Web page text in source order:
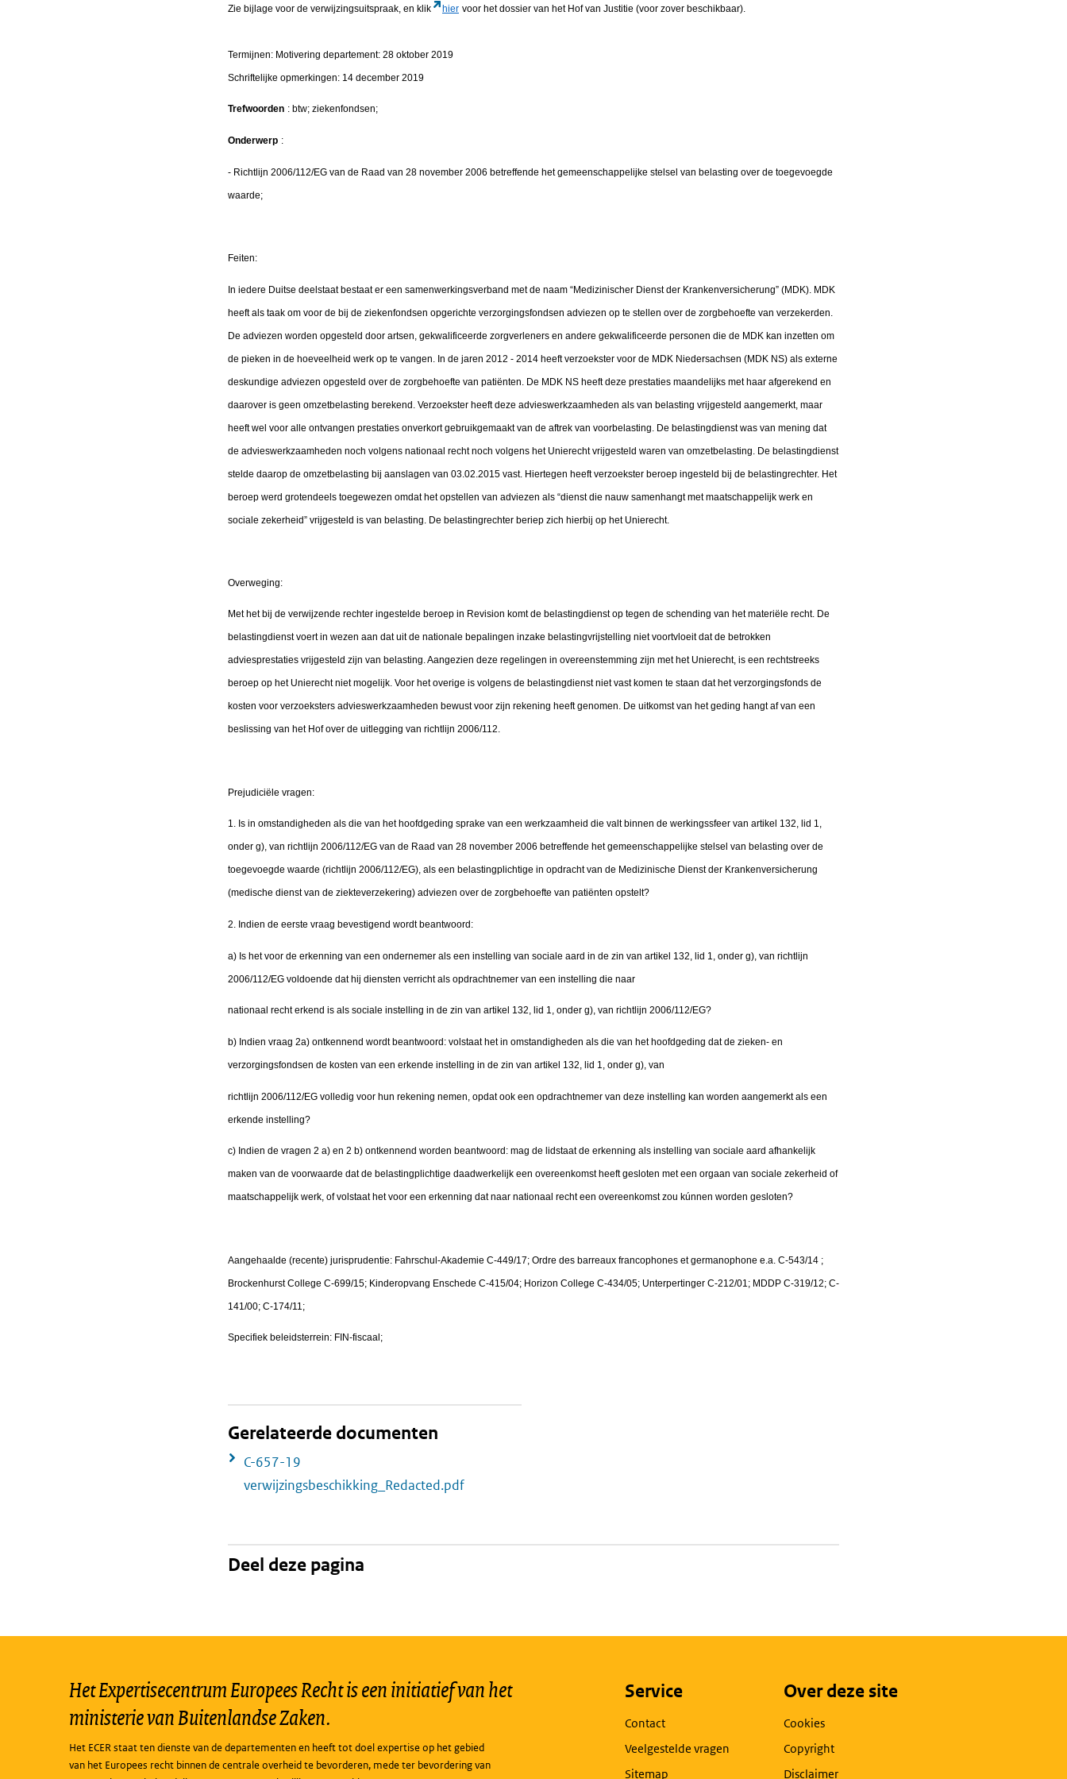
Zie bijlage voor de verwijzingsuitspraak, en klik hier voor het dossier van het Hof van Justitie (voor zover beschikbaar).
Termijnen: Motivering departement: 28 oktober 2019
Schriftelijke opmerkingen: 14 december 2019
Trefwoorden : btw; ziekenfondsen;
Onderwerp :
- Richtlijn 2006/112/EG van de Raad van 28 november 2006 betreffende het gemeenschappelijke stelsel van belasting over de toegevoegde
waarde;
Feiten:
In iedere Duitse deelstaat bestaat er een samenwerkingsverband met de naam “Medizinischer Dienst der Krankenversicherung” (MDK). MDK
heeft als taak om voor de bij de ziekenfondsen opgerichte verzorgingsfondsen adviezen op te stellen over de zorgbehoefte van verzekerden.
De adviezen worden opgesteld door artsen, gekwalificeerde zorgverleners en andere gekwalificeerde personen die de MDK kan inzetten om
de pieken in de hoeveelheid werk op te vangen. In de jaren 2012 - 2014 heeft verzoekster voor de MDK Niedersachsen (MDK NS) als externe
deskundige adviezen opgesteld over de zorgbehoefte van patiënten. De MDK NS heeft deze prestaties maandelijks met haar afgerekend en
daarover is geen omzetbelasting berekend. Verzoekster heeft deze advieswerkzaamheden als van belasting vrijgesteld aangemerkt, maar
heeft wel voor alle ontvangen prestaties onverkort gebruikgemaakt van de aftrek van voorbelasting. De belastingdienst was van mening dat
de advieswerkzaamheden noch volgens nationaal recht noch volgens het Unierecht vrijgesteld waren van omzetbelasting. De belastingdienst
stelde daarop de omzetbelasting bij aanslagen van 03.02.2015 vast. Hiertegen heeft verzoekster beroep ingesteld bij de belastingrechter. Het
beroep werd grotendeels toegewezen omdat het opstellen van adviezen als “dienst die nauw samenhangt met maatschappelijk werk en
sociale zekerheid” vrijgesteld is van belasting. De belastingrechter beriep zich hierbij op het Unierecht.
Overweging:
Met het bij de verwijzende rechter ingestelde beroep in Revision komt de belastingdienst op tegen de schending van het materiële recht. De
belastingdienst voert in wezen aan dat uit de nationale bepalingen inzake belastingvrijstelling niet voortvloeit dat de betrokken
adviesprestaties vrijgesteld zijn van belasting. Aangezien deze regelingen in overeenstemming zijn met het Unierecht, is een rechtstreeks
beroep op het Unierecht niet mogelijk. Voor het overige is volgens de belastingdienst niet vast komen te staan dat het verzorgingsfonds de
kosten voor verzoeksters advieswerkzaamheden bewust voor zijn rekening heeft genomen. De uitkomst van het geding hangt af van een
beslissing van het Hof over de uitlegging van richtlijn 2006/112.
Prejudiciële vragen:
1. Is in omstandigheden als die van het hoofdgeding sprake van een werkzaamheid die valt binnen de werkingssfeer van artikel 132, lid 1,
onder g), van richtlijn 2006/112/EG van de Raad van 28 november 2006 betreffende het gemeenschappelijke stelsel van belasting over de
toegevoegde waarde (richtlijn 2006/112/EG), als een belastingplichtige in opdracht van de Medizinische Dienst der Krankenversicherung
(medische dienst van de ziekteverzekering) adviezen over de zorgbehoefte van patiënten opstelt?
2. Indien de eerste vraag bevestigend wordt beantwoord:
a) Is het voor de erkenning van een ondernemer als een instelling van sociale aard in de zin van artikel 132, lid 1, onder g), van richtlijn
2006/112/EG voldoende dat hij diensten verricht als opdrachtnemer van een instelling die naar
nationaal recht erkend is als sociale instelling in de zin van artikel 132, lid 1, onder g), van richtlijn 2006/112/EG?
b) Indien vraag 2a) ontkennend wordt beantwoord: volstaat het in omstandigheden als die van het hoofdgeding dat de zieken- en
verzorgingsfondsen de kosten van een erkende instelling in de zin van artikel 132, lid 1, onder g), van
richtlijn 2006/112/EG volledig voor hun rekening nemen, opdat ook een opdrachtnemer van deze instelling kan worden aangemerkt als een
erkende instelling?
c) Indien de vragen 2 a) en 2 b) ontkennend worden beantwoord: mag de lidstaat de erkenning als instelling van sociale aard afhankelijk
maken van de voorwaarde dat de belastingplichtige daadwerkelijk een overeenkomst heeft gesloten met een orgaan van sociale zekerheid of
maatschappelijk werk, of volstaat het voor een erkenning dat naar nationaal recht een overeenkomst zou kúnnen worden gesloten?
Aangehaalde (recente) jurisprudentie: Fahrschul-Akademie C-449/17; Ordre des barreaux francophones et germanophone e.a. C-543/14 ;
Brockenhurst College C-699/15; Kinderopvang Enschede C-415/04; Horizon College C-434/05; Unterpertinger C-212/01; MDDP C-319/12; C-
141/00; C-174/11;
Specifiek beleidsterrein: FIN-fiscaal;
Gerelateerde documenten
C-657-19
verwijzingsbeschikking_Redacted.pdf
Deel deze pagina
Het Expertisecentrum Europees Recht is een initiatief van het
ministerie van Buitenlandse Zaken.
Het ECER staat ten dienste van de departementen en heeft tot doel expertise op het gebied
van het Europees recht binnen de centrale overheid te bevorderen, mede ter bevordering van
Service
Contact
Veelgestelde vragen
Sitemap
Over deze site
Cookies
Copyright
Disclaimer